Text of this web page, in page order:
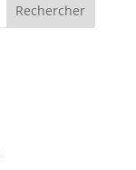
Rechercher